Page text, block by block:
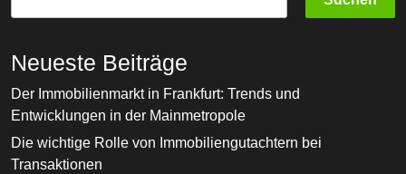
Neueste Beiträge
Der Immobilienmarkt in Frankfurt: Trends und
Entwicklungen in der Mainmetropole
Die wichtige Rolle von Immobiliengutachtern bei
Transaktionen